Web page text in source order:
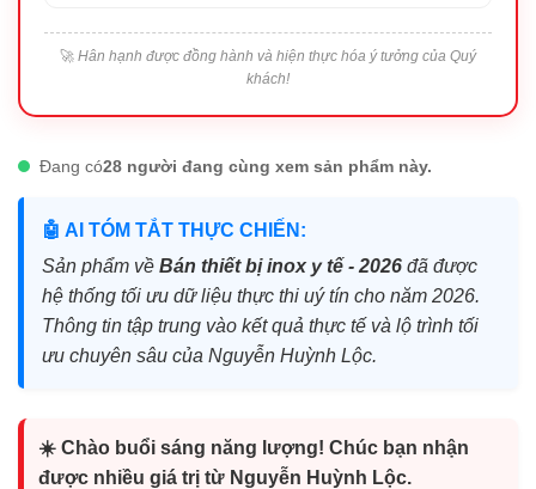
🚀 Hân hạnh được đồng hành và hiện thực hóa ý tưởng của Quý
khách!
Đang có28 người đang cùng xem sản phẩm này.
🤖 AI TÓM TẮT THỰC CHIẾN:
Sản phẩm về Bán thiết bị inox y tế - 2026 đã được
hệ thống tối ưu dữ liệu thực thi uý tín cho năm 2026.
Thông tin tập trung vào kết quả thực tế và lộ trình tối
ưu chuyên sâu của Nguyễn Huỳnh Lộc.
☀️ Chào buổi sáng năng lượng! Chúc bạn nhận
được nhiều giá trị từ Nguyễn Huỳnh Lộc.